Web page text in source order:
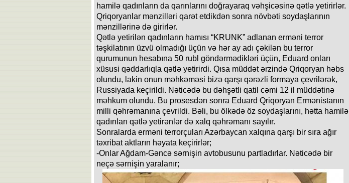
hamilə qadınların da qarınlarını doğrayaraq vəhşicəsinə qətlə yetirirlər.
Qriqoryanlar mənzilləri qarət etdikdən sonra növbəti soydaşlarının
mənzillərinə də girirlər.
Qətlə yetirilən qadınların hamısı “KRUNK” adlanan erməni terror
təşkilatının üzvü olmadığı üçün və hər ay adı çəkilən bu terror
qurumunun hesabına 50 rubl göndərmədikləri üçün, Eduard onları
xüsusi qəddarlıqla qətlə yetirirdi. Qısa müddət ərzində Qriqoryan həbs
olundu, lakin onun məhkəməsi bizə qarşı qərəzli formaya çevrilərək,
Russiyada keçirildi. Nəticədə bu dəhşətli qatil cəmi 12 il müddətinə
məhkum olundu. Bu prosesdən sonra Eduard Qriqoryan Ermənistanın
milli qəhrəmanına çevrildi. Bəli, bu ölkədə öz soydaşlarını, hətta hamilə
qadınları qətlə yetirənlər də xalq qəhrəmanı sayılır.
Sonralarda erməni terrorçuları Azərbaycan xalqına qarşı bir sıra ağır
təxribat aktların həyata keçirirlər;
-Onlar Ağdam-Gəncə sərnişin avtobusunu partladırlar. Nəticədə bir
neçə sərnişin yaralanır;